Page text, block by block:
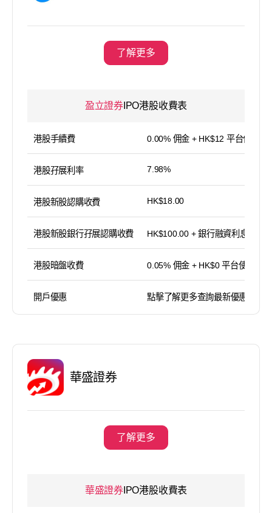
了解更多
盈立證券IPO港股收費表
港股手續費 0.00% 佣金 + HK$12 平台使用費
港股孖展利率 7.98%
港股新股認購收費 HK$18.00
港股新股銀行孖展認購收費 HK$100.00 + 銀行融資利息
港股暗盤收費 0.05% 佣金 + HK$0 平台使用費
開戶優惠 點擊了解更多查詢最新優惠
華盛證券
了解更多
華盛證券IPO港股收費表